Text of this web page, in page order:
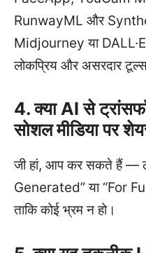
RunwayML और
Midjourney या
लोकप्रिय और असरदार
4. क्या AI से
सोशल मीडिया पर
जी हां, आप कर सकते हैं —
Generated” या “For
ताकि कोई भ्रम न हो।